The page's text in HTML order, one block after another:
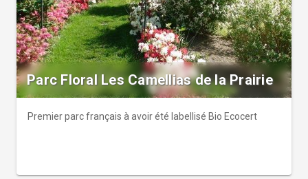
Parc Floral Les Camellias de la Prairie
Premier parc français à avoir été labellisé Bio Ecocert